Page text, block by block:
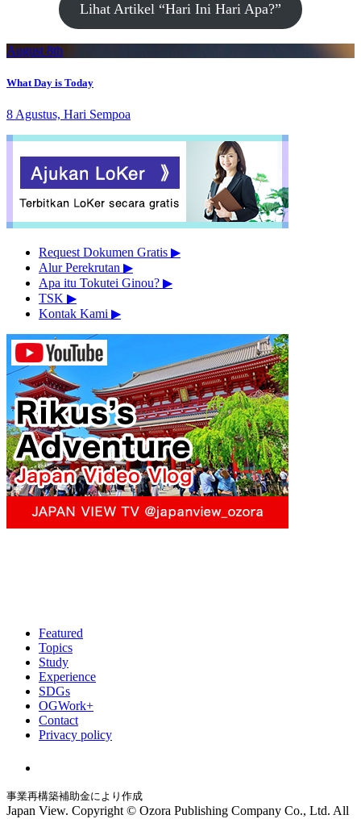
Lihat Artikel “Hari Ini Hari Apa?”
August 8th
What Day is Today
8 Agustus, Hari Sempoa
Request Dokumen Gratis ▶︎
Alur Perekrutan ▶︎
Apa itu Tokutei Ginou? ▶︎
TSK ▶︎
Kontak Kami ▶︎
Featured
Topics
Study
Experience
SDGs
OGWork+
Contact
Privacy policy
事業再構築補助金により作成
Japan View. Copyright © Ozora Publishing Company Co., Ltd. All